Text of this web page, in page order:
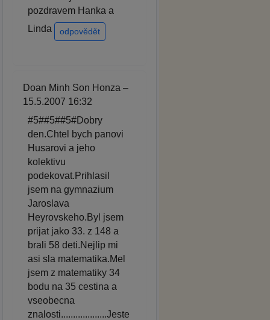
pozdravem Hanka a
Linda
odpovědět
Doan Minh Son Honza –
15.5.2007 16:32
#5##5##5#Dobry
den.Chtel bych panovi
Husarovi a jeho
kolektivu
podekovat.Prihlasil
jsem na gymnazium
Jaroslava
Heyrovskeho.Byl jsem
prijat jako 33. z 148 a
brali 58 deti.Nejlip mi
asi sla matematika.Mel
jsem z matematiky 34
bodu na 35 cestina a
vseobecna
znalosti...................Jeste